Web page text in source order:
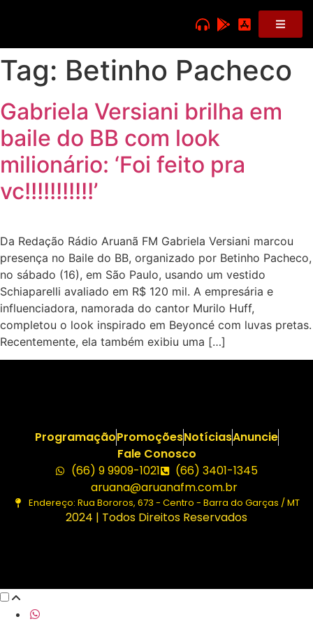
Tag: Betinho Pacheco
Gabriela Versiani brilha em
baile do BB com look
milionário: ‘Foi feito pra
vc!!!!!!!!!!!’
Da Redação Rádio Aruanã FM Gabriela Versiani marcou
presença no Baile do BB, organizado por Betinho Pacheco,
no sábado (16), em São Paulo, usando um vestido
Schiaparelli avaliado em R$ 120 mil. A empresária e
influenciadora, namorada do cantor Murilo Huff,
completou o look inspirado em Beyoncé com luvas pretas.
Recentemente, ela também exibiu uma […]
ProgramaçãoPromoçõesNotíciasAnuncie
Fale Conosco
(66) 9 9909-1021
(66) 3401-1345
aruana@aruanafm.com.br
Endereço: Rua Bororos, 673 - Centro - Barra do Garças / MT
2024 | Todos Direitos Reservados